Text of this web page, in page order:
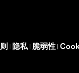
| 隐私 | 脆弱性 |